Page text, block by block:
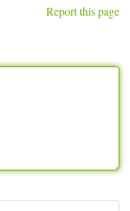
Report this page